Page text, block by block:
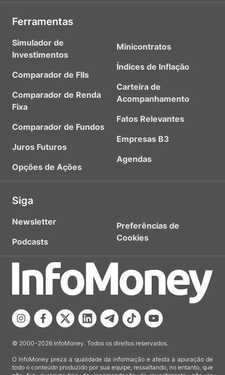
Ferramentas
Simulador de
Investimentos
Comparador de FIIs
Comparador de Renda
Fixa
Comparador de Fundos
Juros Futuros
Opções de Ações
Minicontratos
Índices de Inflação
Carteira de
Acompanhamento
Fatos Relevantes
Empresas B3
Agendas
Siga
Newsletter
Podcasts
Preferências de
Cookies
© 2000-2026 InfoMoney. Todos os direitos reservados.
O InfoMoney preza a qualidade da informação e atesta a apuração de
todo o conteúdo produzido por sua equipe, ressaltando, no entanto, que